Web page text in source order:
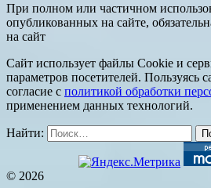
При полном или частичном
опубликованных на сайте,
на сайт
Сайт использует файлы Cookie и
параметров посетителей. Пользуясь
согласие с политикой обработки
применением данных технологий.
Найти:
© 2026